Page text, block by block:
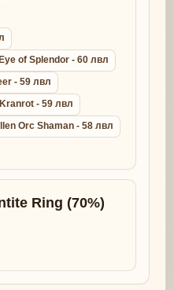
Eye of Splendor - 60 лвл
- 59 лвл
Kranrot - 59 лвл
Orc Shaman - 58 лвл
Ring (70%)